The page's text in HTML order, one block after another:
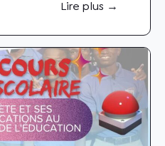
Lire plus →